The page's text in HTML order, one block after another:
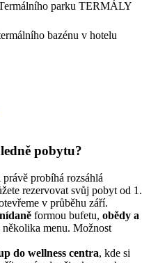
parku TERMÁLY
bazénu v hotelu
pobytu?
probíhá rozsáhlá
rezervovat svůj pobyt od 1.
v průběhu září.
formou bufetu, obědy a
menu. Možnost
do wellness centra, kde si